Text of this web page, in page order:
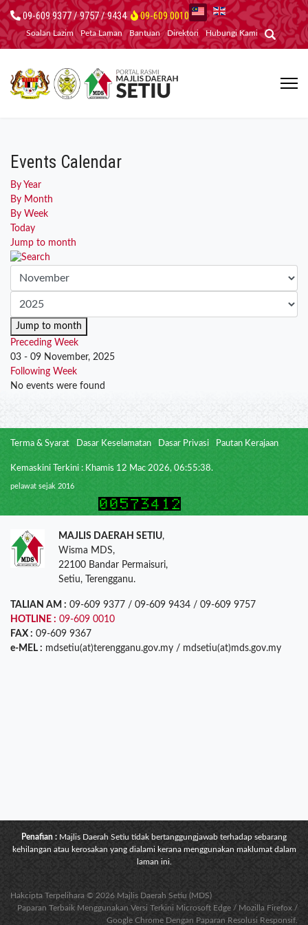
09-609 9377 / 9757 / 9434 09-609 0010
Soalan Lazim Peta Laman Bantuan Direktori Hubungi Kami
Events Calendar
By Year
By Month
By Week
Today
Jump to month
Jump to month
Preceding Week
03 - 09 November, 2025
Following Week
No events were found
Terma & Syarat Dasar Keselamatan Dasar Privasi Pautan Kerajaan
Kemaskini Terkini : Khamis 12 Mac 2026, 06:55:38.
pelawat sejak 2016
MAJLIS DAERAH SETIU,
Wisma MDS,
22100 Bandar Permaisuri,
Setiu, Terengganu.
TALIAN AM : 09-609 9377 / 09-609 9434 / 09-609 9757
HOTLINE : 09-609 0010
FAX : 09-609 9367
e-MEL : mdsetiu(at)terengganu.gov.my / mdsetiu(at)mds.gov.my
Penafian : Majlis Daerah Setiu tidak bertanggungjawab terhadap sebarang
kehilangan atau kerosakan yang dialami kerana menggunakan maklumat dalam
laman ini.
Hakcipta Terpelihara © 2026 Majlis Daerah Setiu (MDS)
Paparan Terbaik Menggunakan Versi Terkini Microsoft Edge / Mozilla Firefox /
Google Chrome Dengan Paparan Resolusi Responsif.